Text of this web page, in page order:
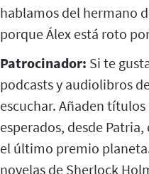
hablamos del hermano
porque Álex está roto
Patrocinador: Si te
podcasts y audiolibros
escuchar. Añaden
esperados, desde
el último premio
novelas de Sherlock